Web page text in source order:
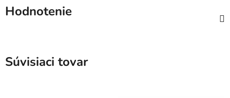
Hodnotenie
Súvisiaci tovar